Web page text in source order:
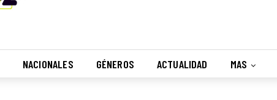
NACIONALES GÉNEROS ACTUALIDAD MAS